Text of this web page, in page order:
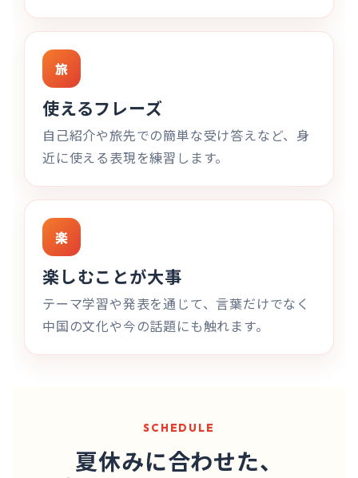
旅
使えるフレーズ
自己紹介や旅先での簡単な受け答えなど、身
近に使える表現を練習します。
楽
楽しむことが大事
テーマ学習や発表を通じて、言葉だけでなく
中国の文化や今の話題にも触れます。
SCHEDULE
夏休みに合わせた、